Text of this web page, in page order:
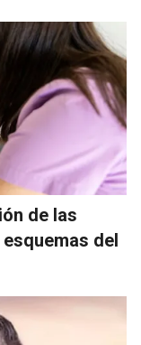
de las
del